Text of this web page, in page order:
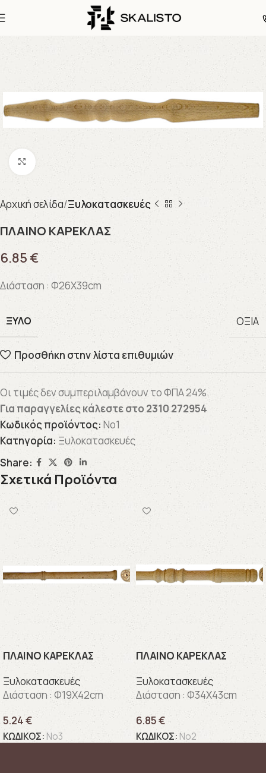
Click to enlarge
Αρχική σελίδα Ξυλοκατασκευές
ΠΛΑΙΝΟ ΚΑΡΕΚΛΑΣ
6.85€
Διάσταση : Φ26X39cm
ΞΎΛΟ ΟΞΙΑ
Προσθήκη στην λίστα επιθυμιών
Οι τιμές δεν συμπεριλαμβάνουν το ΦΠΑ 24%.
Για παραγγελίες κάλεστε στο 2310 272954
Κωδικός προϊόντος: Νο1
Κατηγορία: Ξυλοκατασκευές
Share:
Σχετικά Προϊόντα
ΠΛΑΙΝΟ ΚΑΡΕΚΛΑΣ
Ξυλοκατασκευές
Διάσταση : Φ19X42cm
5.24€
ΚΩΔΙΚΟΣ: Νο3
ΠΛΑΙΝΟ ΚΑΡΕΚΛΑΣ
Ξυλοκατασκευές
Διάσταση : Φ34X43cm
6.85€
ΚΩΔΙΚΟΣ:Νο2